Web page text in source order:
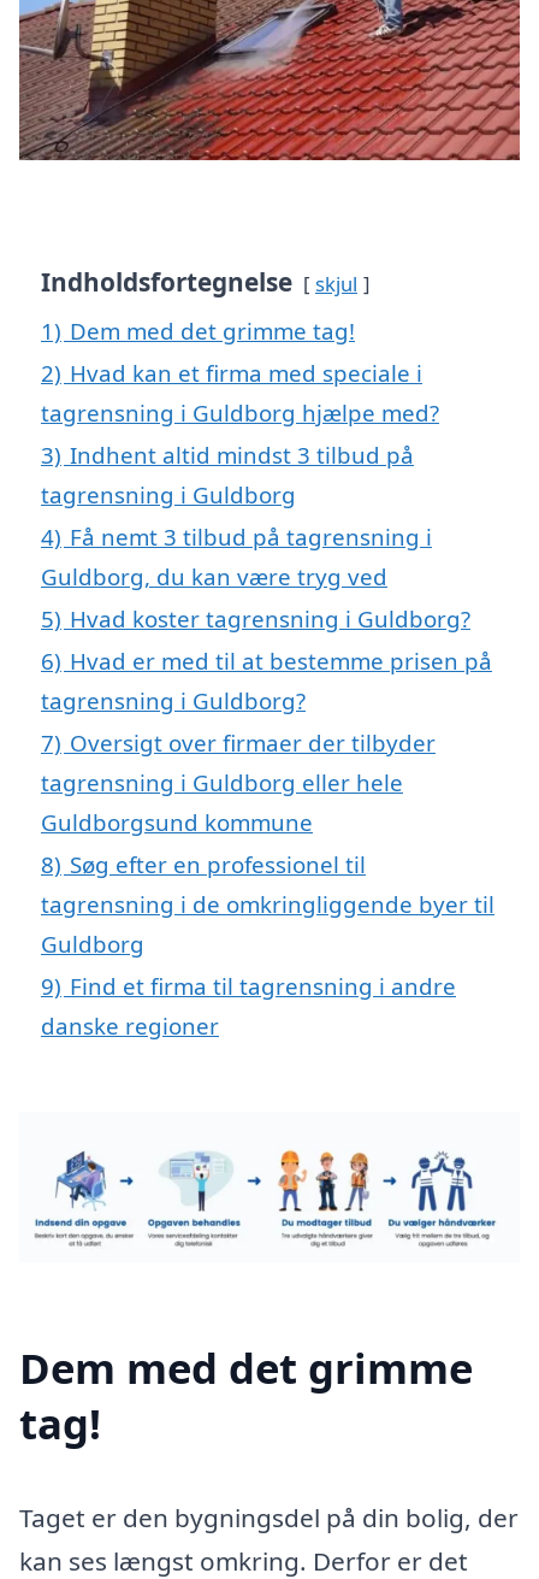
Indholdsfortegnelse skjul
1) Dem med det grimme tag!
2) Hvad kan et firma med speciale i
tagrensning i Guldborg hjælpe med?
3) Indhent altid mindst 3 tilbud på
tagrensning i Guldborg
4) Få nemt 3 tilbud på tagrensning i
Guldborg, du kan være tryg ved
5) Hvad koster tagrensning i Guldborg?
6) Hvad er med til at bestemme prisen på
tagrensning i Guldborg?
7) Oversigt over firmaer der tilbyder
tagrensning i Guldborg eller hele
Guldborgsund kommune
8) Søg efter en professionel til
tagrensning i de omkringliggende byer til
Guldborg
9) Find et firma til tagrensning i andre
danske regioner
Dem med det grimme
tag!
Taget er den bygningsdel på din bolig, der
kan ses længst omkring. Derfor er det